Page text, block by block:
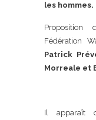
les hommes.
Fédération
Patrick
Morreale et
Il apparaît